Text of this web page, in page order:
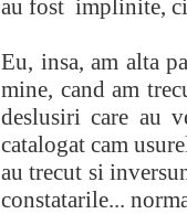
au fost implinite,
Eu, insa, am alta
mine, cand am
deslusiri care au
catalogat cam
au trecut si
constatarile...